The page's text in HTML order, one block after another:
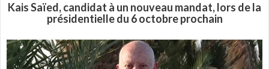
Kais Saïed, candidat à un nouveau mandat, lors de la
présidentielle du 6 octobre prochain